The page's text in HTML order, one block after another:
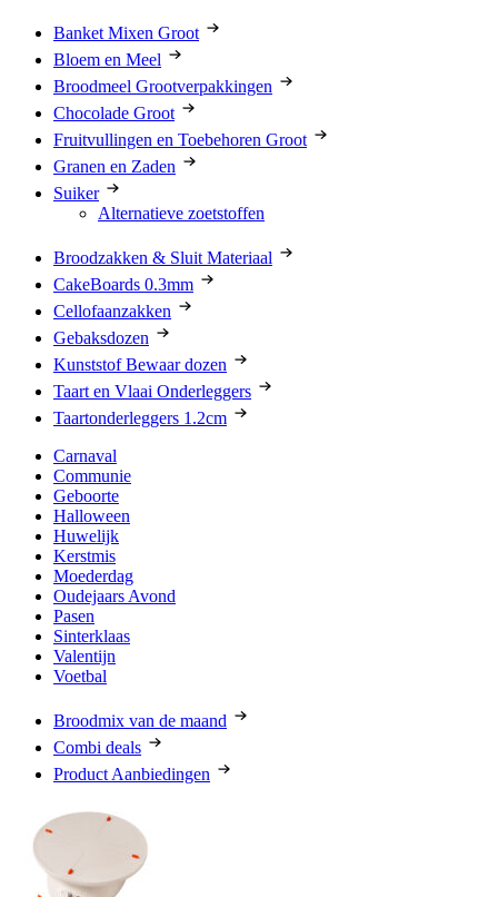
Banket Mixen Groot
Bloem en Meel
Broodmeel Grootverpakkingen
Chocolade Groot
Fruitvullingen en Toebehoren Groot
Granen en Zaden
Suiker
Alternatieve zoetstoffen
Broodzakken & Sluit Materiaal
CakeBoards 0.3mm
Cellofaanzakken
Gebaksdozen
Kunststof Bewaar dozen
Taart en Vlaai Onderleggers
Taartonderleggers 1.2cm
Carnaval
Communie
Geboorte
Halloween
Huwelijk
Kerstmis
Moederdag
Oudejaars Avond
Pasen
Sinterklaas
Valentijn
Voetbal
Broodmix van de maand
Combi deals
Product Aanbiedingen